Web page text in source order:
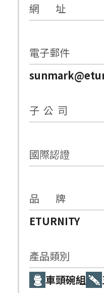
網 址
電子郵件
子 公 司
國際認證
品 牌
ETURNITY
產品類別
車頭碗組